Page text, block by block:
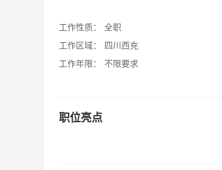
工作性质：
全职
工作区域：
四川西充
工作年限：
不限要求
职位亮点